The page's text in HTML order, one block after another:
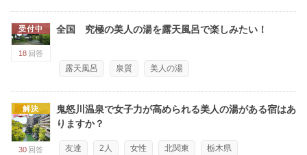
受付中
18 回答
全国 究極の美人の湯を露天風呂で楽しみたい！
露天風呂 泉質 美人の湯
解決
30 回答
鬼怒川温泉で女子力が高められる美人の湯がある宿はあ
りますか？
友達 2人 女性 北関東 栃木県